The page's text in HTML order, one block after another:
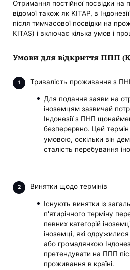
Отримання постійної посвідки
відомої також як KITAP, в
після тимчасової посвідки на
KITAS) і включає кілька умов і
Умови для відкриття ППП
Тривалість проживання з
Для подання заяви на
іноземцям зазвичай
Індонезії з ПНП
безперервно. Цей
умовою, оскільки він
сталість перебування
Винятки щодо термінів
Існують винятки із
п'ятирічного терміну
певних категорій
іноземці, які
або громадянкою
претендувати на ППП
проживання в країні.